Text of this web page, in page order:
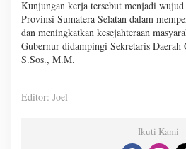
Kunjungan kerja tersebut menjadi
Provinsi Sumatera Selatan dalam
dan meningkatkan kesejahteraan
Gubernur didampingi Sekretaris
S.Sos., M.M.
Editor: Joel
Ikuti Kami